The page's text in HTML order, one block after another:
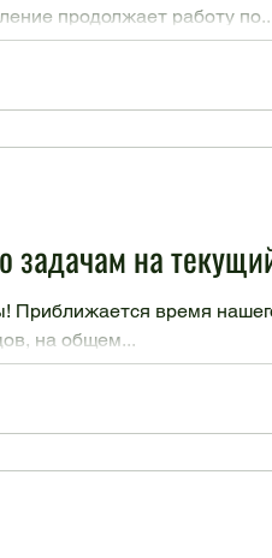
продолжает работу
задачам на
время
на общем...